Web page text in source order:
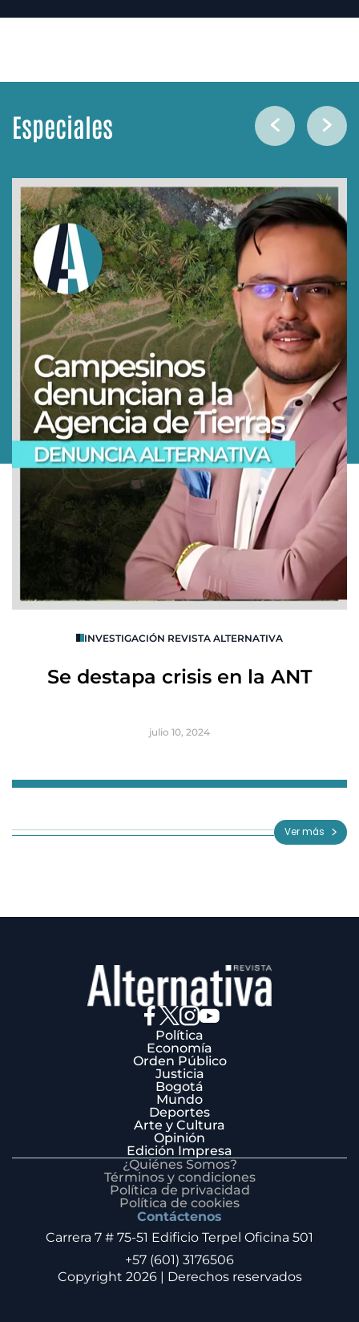
Especiales
INVESTIGACIÓN REVISTA ALTERNATIVA
Se destapa crisis en la ANT
julio 10, 2024
3
Ver más
Política
Economía
Orden Público
Justicia
Bogotá
Mundo
Deportes
Arte y Cultura
Opinión
Edición Impresa
¿Quiénes Somos?
Términos y condiciones
Política de privacidad
Política de cookies
Contáctenos
Carrera 7 # 75-51 Edificio Terpel Oficina 501
+57 (601) 3176506
Copyright 2026 | Derechos reservados